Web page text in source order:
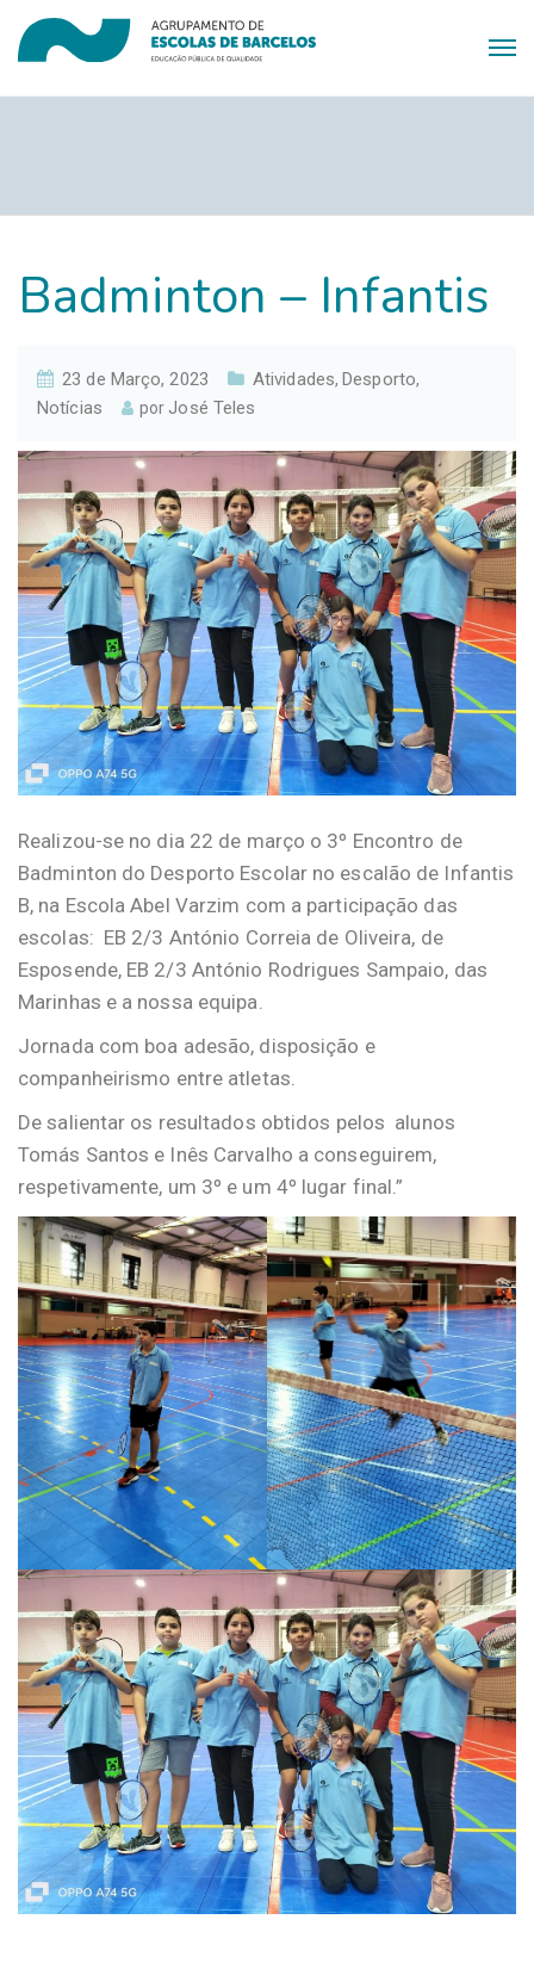
Badminton – Infantis
23 de Março, 2023 Atividades, Desporto,
Notícias porJosé Teles
Realizou-se no dia 22 de março o 3º Encontro de
Badminton do Desporto Escolar no escalão de Infantis
B, na Escola Abel Varzim com a participação das
escolas: EB 2/3 António Correia de Oliveira, de
Esposende, EB 2/3 António Rodrigues Sampaio, das
Marinhas e a nossa equipa.
Jornada com boa adesão, disposição e
companheirismo entre atletas.
De salientar os resultados obtidos pelos alunos
Tomás Santos e Inês Carvalho a conseguirem,
respetivamente, um 3º e um 4º lugar final.”